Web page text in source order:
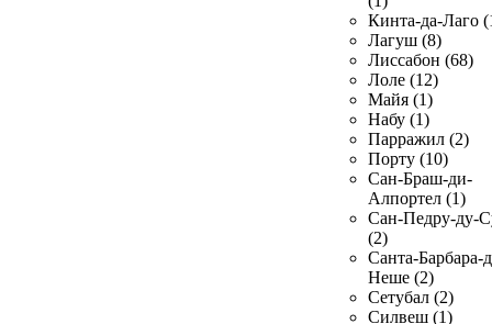
Кинта-да-Лаго
Лагуш (8)
Лиссабон (68)
Лоле (12)
Майя (1)
Набу (1)
Парражил (2)
Порту (10)
Сан-Браш-ди-
Алпортел (1)
Сан-Педру-ду-
(2)
Санта-Барбара-
Неше (2)
Сетубал (2)
Силвеш (1)